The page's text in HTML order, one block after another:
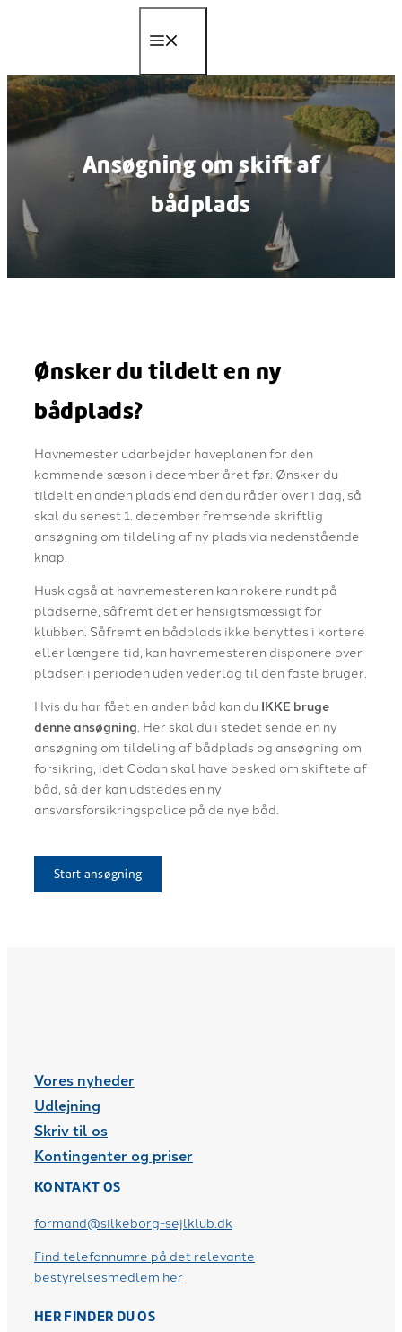
Ansøgning om skift af
bådplads
Ønsker du tildelt en ny
bådplads?
Havnemester udarbejder haveplanen for den
kommende sæson i december året før. Ønsker du
tildelt en anden plads end den du råder over i dag, så
skal du senest 1. december fremsende skriftlig
ansøgning om tildeling af ny plads via nedenstående
knap.
Husk også at havnemesteren kan rokere rundt på
pladserne, såfremt det er hensigtsmæssigt for
klubben. Såfremt en bådplads ikke benyttes i kortere
eller længere tid, kan havnemesteren disponere over
pladsen i perioden uden vederlag til den faste bruger.
Hvis du har fået en anden båd kan du IKKE bruge
denne ansøgning . Her skal du i stedet sende en ny
ansøgning om tildeling af bådplads og ansøgning om
forsikring, idet Codan skal have besked om skiftete af
båd, så der kan udstedes en ny
ansvarsforsikringspolice på de nye båd.
Start ansøgning
Vores nyheder
Udlejning
Skriv til os
Kontingenter og priser
KONTAKT OS
formand@silkeborg-sejlklub.dk
Find telefonnumre på det relevante
bestyrelsesmedlem her
HER FINDER DU OS